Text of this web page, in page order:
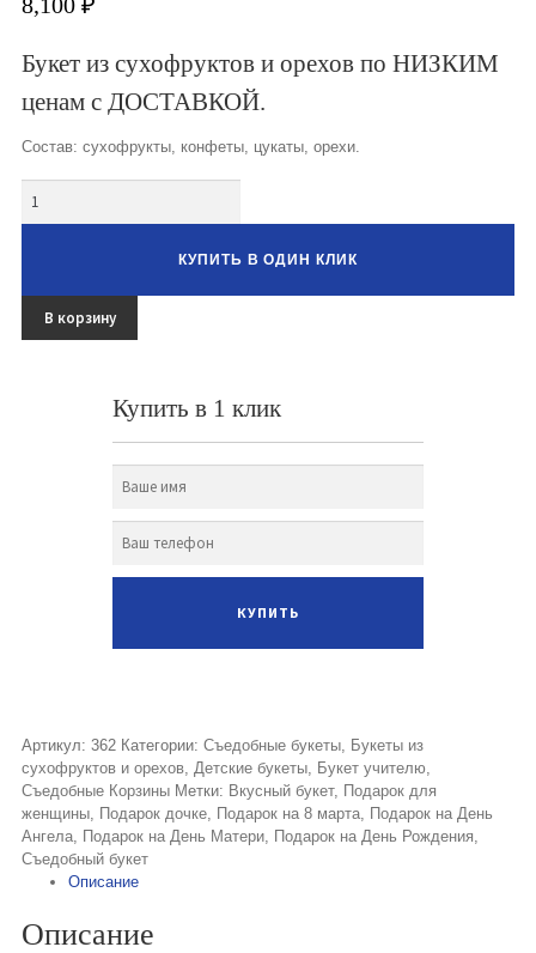
Букет из сухофруктов и орехов по НИЗКИМ
ценам с ДОСТАВКОЙ.
Состав: сухофрукты, конфеты, цукаты, орехи.
КУПИТЬ В ОДИН КЛИК
В корзину
Купить в 1 клик
Артикул:362 Категории:Съедобные букеты, Букеты из
сухофруктов и орехов,Детские букеты, Букет учителю,
Съедобные Корзины Метки: Вкусный букет, Подарок для
женщины, Подарок дочке, Подарок на 8 марта, Подарок на День
Ангела, Подарок на День Матери, Подарок на День Рождения,
Съедобный букет
Описание
Описание